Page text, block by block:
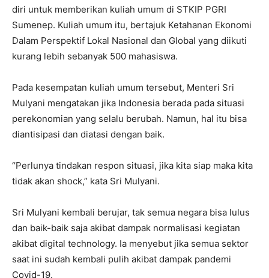
diri untuk memberikan kuliah umum di STKIP PGRI
Sumenep. Kuliah umum itu, bertajuk Ketahanan Ekonomi
Dalam Perspektif Lokal Nasional dan Global yang diikuti
kurang lebih sebanyak 500 mahasiswa.
Pada kesempatan kuliah umum tersebut, Menteri Sri
Mulyani mengatakan jika Indonesia berada pada situasi
perekonomian yang selalu berubah. Namun, hal itu bisa
diantisipasi dan diatasi dengan baik.
“Perlunya tindakan respon situasi, jika kita siap maka kita
tidak akan shock,” kata Sri Mulyani.
Sri Mulyani kembali berujar, tak semua negara bisa lulus
dan baik-baik saja akibat dampak normalisasi kegiatan
akibat digital technology. Ia menyebut jika semua sektor
saat ini sudah kembali pulih akibat dampak pandemi
Covid-19.